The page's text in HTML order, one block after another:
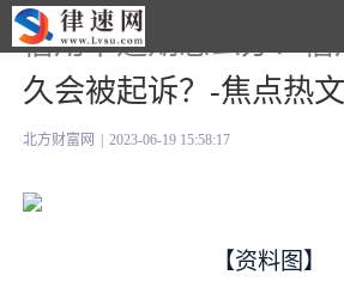
信用卡逾期怎么办？信
久会被起诉？-焦点热文
北方财富网 2023-06-19 15:58:17
【资料图】